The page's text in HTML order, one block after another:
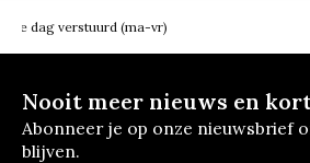
dag verstuurd (ma-vr)
Nooit meer nieuws en
Abonneer je op onze nieuwsbrief
blijven.